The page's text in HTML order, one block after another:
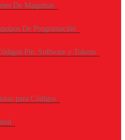
De Maquinas
De Programación
Pin, Software y Tokens
para Códigos